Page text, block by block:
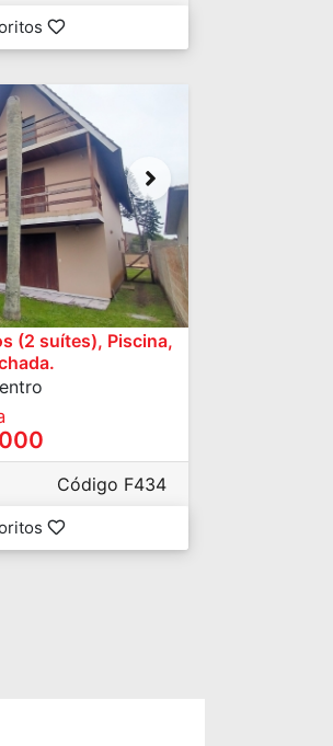
(2 suítes), Piscina,
Código F434